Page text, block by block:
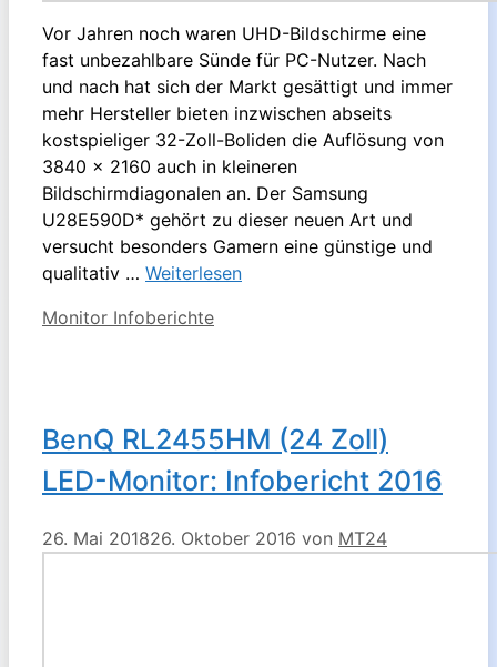
Vor Jahren noch waren UHD-Bildschirme eine
fast unbezahlbare Sünde für PC-Nutzer. Nach
und nach hat sich der Markt gesättigt und immer
mehr Hersteller bieten inzwischen abseits
kostspieliger 32-Zoll-Boliden die Auflösung von
3840 x 2160 auch in kleineren
Bildschirmdiagonalen an. Der Samsung
U28E590D* gehört zu dieser neuen Art und
versucht besonders Gamern eine günstige und
qualitativ … Weiterlesen
Kategorien
Monitor Infoberichte
BenQ RL2455HM (24 Zoll)
LED-Monitor: Infobericht 2016
26. Mai 201826. Oktober 2016 von MT24